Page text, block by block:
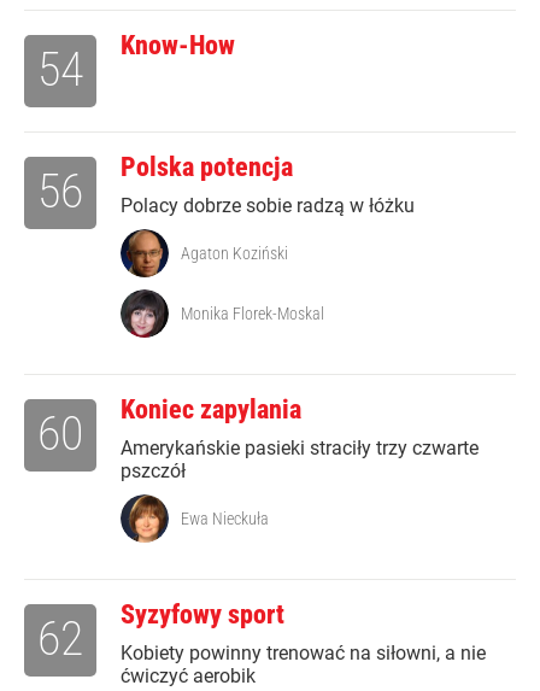
Know-How
54
Polska potencja
Polacy dobrze sobie radzą w łóżku
56
Agaton Koziński
Monika Florek-Moskal
Koniec zapylania
Amerykańskie pasieki straciły trzy czwarte
pszczół
60
Ewa Nieckuła
Syzyfowy sport
Kobiety powinny trenować na siłowni, a nie
ćwiczyć aerobik
62